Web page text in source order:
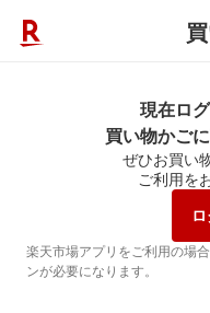
現在ロ
買い物かご
ぜひお買い
ご利用を
楽天市場アプリをご利用の場
ンが必要になります。